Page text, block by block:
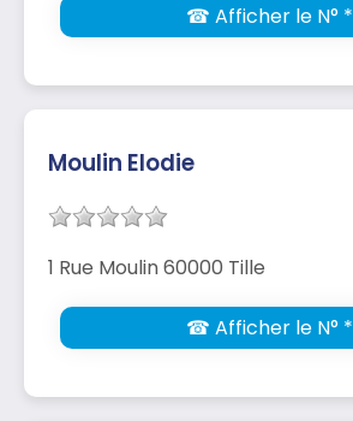
☎ Afficher le N° *
Moulin Elodie
1 Rue Moulin 60000 Tille
☎ Afficher le N° *